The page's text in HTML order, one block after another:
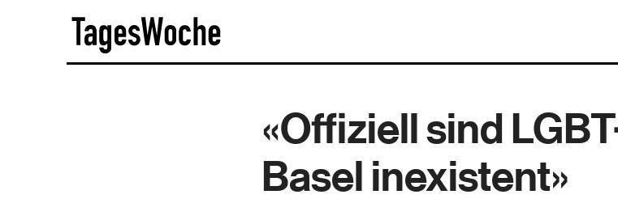
«Offiziell sind
Basel inexistent»